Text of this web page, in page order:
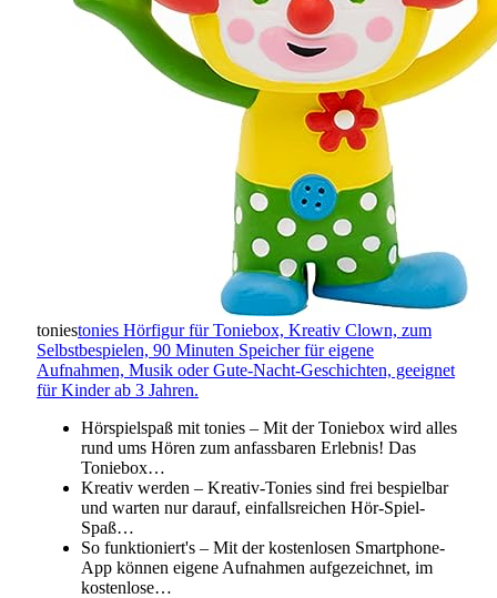
toniestonies Hörfigur für Toniebox, Kreativ Clown, zum
Selbstbespielen, 90 Minuten Speicher für eigene
Aufnahmen, Musik oder Gute-Nacht-Geschichten, geeignet
für Kinder ab 3 Jahren.
Hörspielspaß mit tonies – Mit der Toniebox wird alles
rund ums Hören zum anfassbaren Erlebnis! Das
Toniebox…
Kreativ werden – Kreativ-Tonies sind frei bespielbar
und warten nur darauf, einfallsreichen Hör-Spiel-
Spaß…
So funktioniert's – Mit der kostenlosen Smartphone-
App können eigene Aufnahmen aufgezeichnet, im
kostenlose…